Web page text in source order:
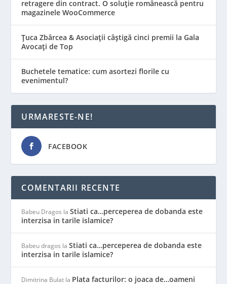
retragere din contract. O soluție românească pentru
magazinele WooCommerce
Țuca Zbârcea & Asociații câștigă cinci premii la Gala
Avocați de Top
Buchetele tematice: cum asortezi florile cu
evenimentul?
URMARESTE-NE!
FACEBOOK
COMENTARII RECENTE
Babeu Dragos laStiati ca…perceperea de dobanda este
interzisa in tarile islamice?
Babeu dragos laStiati ca…perceperea de dobanda este
interzisa in tarile islamice?
Dimitrina Bulat la Plata facturilor: o joaca de…oameni